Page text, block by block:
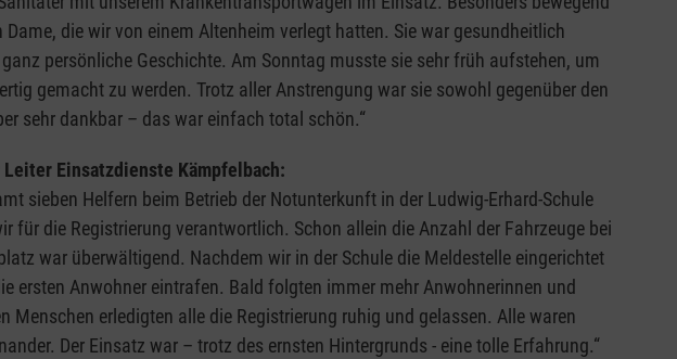
die wir von einem Altenheim verlegt hatten. Sie war gesundheitlich
persönliche Geschichte. Am Sonntag musste sie sehr früh aufstehen, um
gemacht zu werden. Trotz aller Anstrengung war sie sowohl gegenüber den
sehr dankbar – das war einfach total schön.“
Einsatzdienste Kämpfelbach:
sieben Helfern beim Betrieb der Notunterkunft in der Ludwig-Erhard-Schule
für die Registrierung verantwortlich. Schon allein die Anzahl der Fahrzeuge bei
war überwältigend. Nachdem wir in der Schule die Meldestelle eingerichtet
ersten Anwohner eintrafen. Bald folgten immer mehr Anwohnerinnen und
Menschen erledigten alle die Registrierung ruhig und gelassen. Alle waren
Der Einsatz war – trotz des ernsten Hintergrunds - eine tolle Erfahrung.“